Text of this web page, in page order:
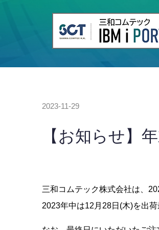
2023-11-29
【お知らせ】
三和コムテック株式会社は、
2023年中は12月28日(木)を出